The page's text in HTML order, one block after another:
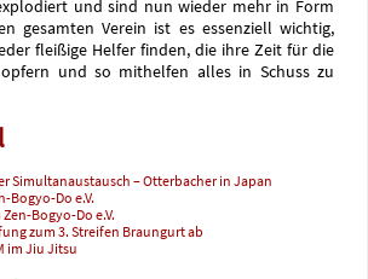
und sind nun wieder mehr in Form
gesamten Verein ist es essenziell wichtig,
fleißige Helfer finden, die ihre Zeit für die
und so mithelfen alles in Schuss zu
Simultanaustausch – Otterbacher in Japan
Bogyo-Do e.V.
Bogyo-Do e.V.
zum 3. Streifen Braungurt ab
im Jiu Jitsu